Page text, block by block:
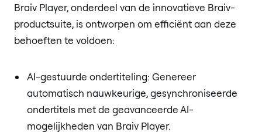
Braiv Player, onderdeel van de innovatieve Braiv-
productsuite, is ontworpen om efficiënt aan deze
behoeften te voldoen:
AI-gestuurde ondertiteling: Genereer
automatisch nauwkeurige, gesynchroniseerde
ondertitels met de geavanceerde AI-
mogelijkheden van Braiv Player.